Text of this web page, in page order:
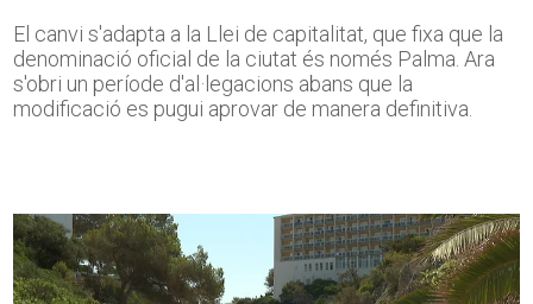
El canvi s'adapta a la Llei de capitalitat, que fixa que la
denominació oficial de la ciutat és només Palma. Ara
s'obri un període d'al·legacions abans que la
modificació es pugui aprovar de manera definitiva.